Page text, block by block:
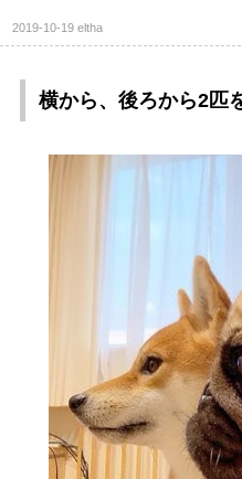
2019-10-19eltha
横から、後ろから2匹